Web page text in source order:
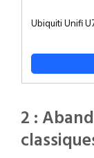
Ubiquiti Unifi
2 :